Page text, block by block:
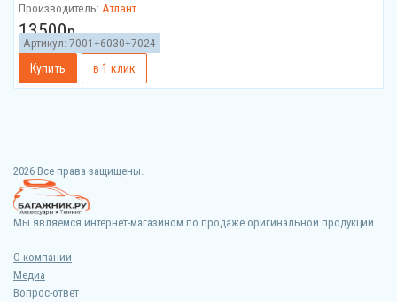
Артикул: 7001+6030+7024
Производитель: Атлант
13500р.
2026 Все права защищены.
Мы являемся интернет-магазином по продаже оригинальной продукции.
О компании
Медиа
Вопрос-ответ